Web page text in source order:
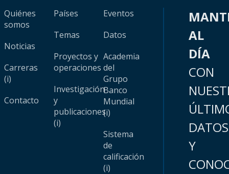
Quiénes
somos
Noticias
Carreras
(i)
Contacto
Países
Temas
Proyectos y
operaciones
Investigación
y
publicaciones
(i)
Eventos
Datos
Academia
del
Grupo
Banco
Mundial
(i)
Sistema
de
calificación
(i)
AL
DÍA
CON
DATOS
Y